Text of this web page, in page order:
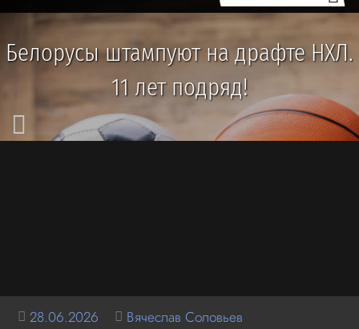
Белорусы штампуют на драфте НХЛ.
11 лет подряд!
28.06.2026 Вячеслав Соловьев